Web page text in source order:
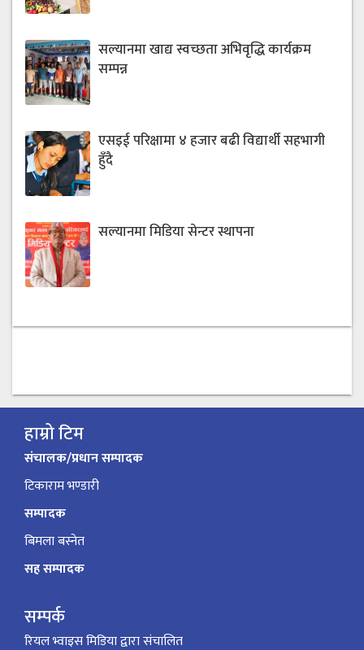
सल्यानमा खाद्य स्वच्छता अभिवृद्धि कार्यक्रम
सम्पन्न
एसइई परिक्षामा ४ हजार बढी विद्यार्थी सहभागी
हुँदै
सल्यानमा मिडिया सेन्टर स्थापना
हाम्रो टिम
संचालक/प्रधान सम्पादक
टिकाराम भण्डारी
सम्पादक
बिमला बस्नेत
सह सम्पादक
सम्पर्क
रियल भ्वाइस मिडिया द्वारा संचालित